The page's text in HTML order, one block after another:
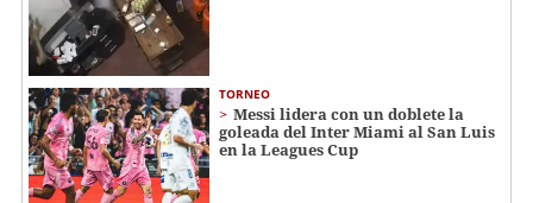
TORNEO
Messi lidera con un doblete la
goleada del Inter Miami al San Luis
en la Leagues Cup